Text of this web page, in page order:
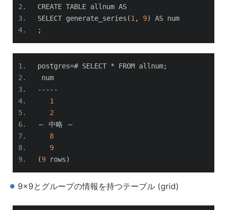
CREATE TABLE allnum AS
SELECT generate_series (1, 9)
AS num
;
postgres=# SELECT * FROM allnum;
num
-----
1
2
～
中略
～
8
9
(9 rows)
9×9とグループの情報を持つテーブル (grid)